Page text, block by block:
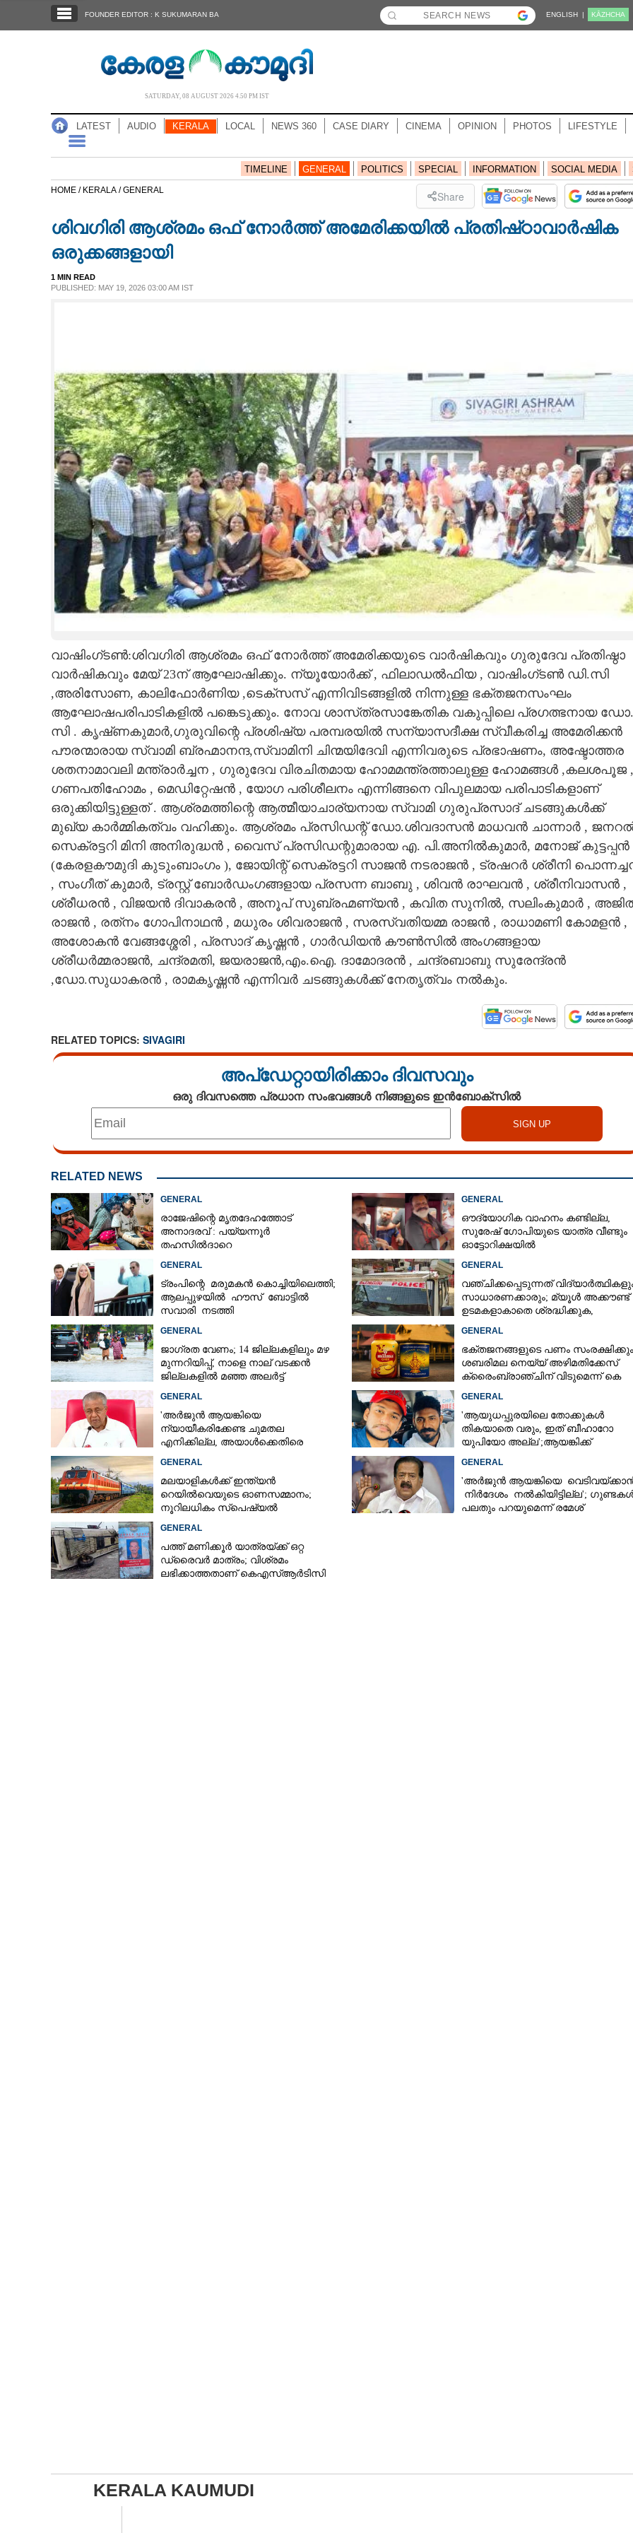
NOTIFIED NEWS
NEWS 360
CASE DIARY
LIFESTYLE
SPIRITUAL
CARTOONS
LITERATURE
FOUNDER EDITOR : K SUKUMARAN BA ENGLISH | KĀZHCHA
SATURDAY, 08 AUGUST 2026 4.50 PM IST
LATEST AUDIO KERALA LOCAL NEWS 360 CASE DIARY CINEMA OPINION PHOTOS LIFESTYLE
TIMELINE GENERAL POLITICS SPECIAL INFORMATION SOCIAL MEDIA
HOME / KERALA /GENERAL Share
ശിവഗിരി ആശ്രമം ഒഫ് നോർത്ത് അമേരിക്കയിൽ പ്രതിഷ്‌ഠാവാർഷിക
ഒരുക്കങ്ങളായി
1 MIN READ
PUBLISHED: MAY 19, 2026 03:00 AM IST
വാഷിംഗ്ടൺ:ശിവഗിരി ആശ്രമം ഒഫ് നോർത്ത് അമേരിക്കയുടെ വാർഷികവും ഗുരുദേവ പ്രതിഷ്ഠാ
വാർഷികവും മേയ് 23ന് ആഘോഷിക്കും. ന്യൂയോർക്ക് , ഫിലാഡൽഫിയ , വാഷിംഗ്ടൺ ഡി.സി
,അരിസോണ, കാലിഫോർണിയ ,ടെക്സസ് എന്നിവിടങ്ങളിൽ നിന്നുള്ള ഭക്തജനസംഘം
ആഘോഷപരിപാടികളിൽ പങ്കെടുക്കും. നോവ ശാസ്‌ത്രസാങ്കേതിക വകുപ്പിലെ പ്രഗത്ഭനായ ഡോ.
സി . കൃഷ്‌ണകുമാർ,ഗുരുവിന്റെ പ്രശിഷ്യ പരമ്പരയിൽ സന്യാസദീക്ഷ സ്വീകരിച്ച അമേരിക്കൻ
പൗരന്മാരായ സ്വാമി ബ്രഹ്മാനന്ദ,സ്വാമിനി ചിന്മയിദേവി എന്നിവരുടെ പ്രഭാഷണം, അഷ്ടോത്തര
ശതനാമാവലി മന്ത്രാർച്ചന , ഗുരുദേവ വിരചിതമായ ഹോമമന്ത്രത്താലുള്ള ഹോമങ്ങൾ ,കലശപൂജ ,
ഗണപതിഹോമം , മെഡിറ്റേഷൻ , യോഗ പരിശീലനം എന്നിങ്ങനെ വിപുലമായ പരിപാടികളാണ്
ഒരുക്കിയിട്ടുള്ളത് . ആശ്രമത്തിന്റെ ആത്മീയാചാര്യനായ സ്വാമി ഗുരുപ്രസാദ് ചടങ്ങുകൾക്ക്
മുഖ്യ കാർമ്മികത്വം വഹിക്കും. ആശ്രമം പ്രസിഡന്റ് ഡോ.ശിവദാസൻ മാധവൻ ചാന്നാർ ,
സെക്രട്ടറി മിനി അനി​രുദ്ധൻ , വൈസ് പ്രസിഡന്റുമാരായ എ. പി.അനിൽകുമാർ, മനോജ് കുട്ടപ്പൻ
(കേരളകൗമുദി കുടുംബാംഗം ), ജോയിന്റ് സെക്രട്ടറി സാജൻ നടരാജൻ , ട്രഷറർ ശ്രീനി
, സംഗീത് കുമാർ, ട്രസ്റ്റ് ബോർഡംഗങ്ങളായ പ്രസന്ന ബാബു , ശിവൻ രാഘവൻ , ശ്രീനിവാസൻ ,
ശ്രീധരൻ , വിജയൻ ദിവാകരൻ , അനൂപ് സുബ്രഹ്മണ്യൻ , കവിത സുനിൽ, സലിംകുമാർ ,
രാജൻ , രത്‌നം ഗോപിനാഥൻ , മധുരം ശിവരാജൻ , സരസ്വതിയമ്മ രാജൻ , രാധാമണി കോമളൻ ,
അശോകൻ വേങ്ങശ്ശേരി , പ്രസാദ് കൃഷ്ണൻ , ഗാർഡിയൻ കൗൺസിൽ അംഗങ്ങളായ
ശ്രീധർമ്മരാജൻ, ചന്ദ്രമതി, ജയരാജൻ,എം.ഐ. ദാമോദരൻ , ചന്ദ്രബാബു സുരേന്ദ്രൻ
,ഡോ.സുധാകരൻ , രാമകൃഷ്ണൻ എന്നിവർ ചടങ്ങുകൾക്ക് നേതൃത്വം നൽകും.
RELATED TOPICS: SIVAGIRI
അപ്ഡേറ്റായിരിക്കാം ദിവസവും
ഒരു ദിവസത്തെ പ്രധാന സംഭവങ്ങൾ നിങ്ങളുടെ ഇൻബോക്സിൽ
RELATED NEWS
GENERAL
രാജേഷിന്റെ മൃതദേഹത്തോട്
അനാദരവ് : പയ്യന്നൂർ
തഹസിൽദാറെ
GENERAL
ഔദ്യോഗിക വാഹനം കണ്ടില്ല,
സുരേഷ് ഗോപിയുടെ യാത്ര വീണ്ടും
ഓട്ടോറിക്ഷയിൽ
GENERAL
ട്രംപിന്റെ മരുമകൻ കൊച്ചിയിലെത്തി;
ആലപ്പുഴയിൽ ഹൗസ് ബോട്ടിൽ
സവാരി നടത്തി
GENERAL
വഞ്ചിക്കപ്പെടുന്നത്
സാധാരണക്കാരും; മ്യൂൾ അക്കൗണ്ട്
ഉടമകളാകാതെ ശ്രദ്ധിക്കുക,
GENERAL
ജാഗ്രത വേണം; 14 ജില്ലകളിലും മഴ
മുന്നറിയിപ്പ്, നാളെ നാല് വടക്കൻ
ജില്ലകളിൽ മഞ്ഞ അലർട്ട്
GENERAL
ഭക്തജനങ്ങളുടെ പണം
ശബരിമല നെയ്യ് അഴിമതിക്കേസ്
ക്രൈംബ്രാഞ്ചിന് വിടുമെന്ന് കെ
GENERAL
'അർജുൻ ആയങ്കിയെ
ന്യായീകരിക്കേണ്ട ചുമതല
എനിക്കില്ല, അയാൾക്കെതിരെ
GENERAL
'ആയുധപ്പുരയിലെ തോക്കുകൾ
തികയാതെ വരും, ഇത് ബീഹാറോ
യുപിയോ അല്ല';ആയങ്കിക്ക്
GENERAL
മലയാളികൾക്ക് ഇന്ത്യൻ
റെയിൽവെയുടെ ഓണസമ്മാനം;
നൂറിലധികം സ്‌പെഷ്യൽ
GENERAL
'അർജുൻ ആയങ്കിയെ
നിർദേശം നൽകിയിട്ടില്ല';
പലതും പറയുമെന്ന് രമേശ്
GENERAL
പത്ത് മണിക്കൂർ യാത്രയ്‌ക്ക് ഒറ്റ
ഡ്രൈവർ മാത്രം; വിശ്രമം
ലഭിക്കാത്തതാണ് കെഎസ്‌ആർടിസി
KERALA KAUMUDI
ശിവഗിരി ആശ്രമം ഒഫ് നോർത്ത്
അമേരിക്കയിൽ പ്രതിഷ്‌ഠാവാർഷിക